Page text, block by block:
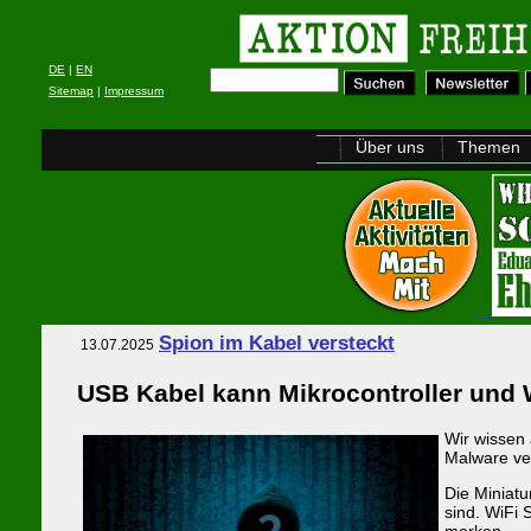
DE | EN
Sitemap | Impressum
Über uns Themen
13.07.2025 Spion im Kabel versteckt
USB Kabel kann Mikrocontroller und
Wir wissen
Malware
Die
sind. WiFi